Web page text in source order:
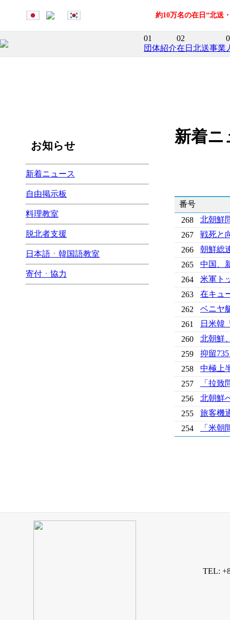
約10万名の在日“北送
01
団体紹介
02
在日北送事業
お知らせ
新着ニュース
自由掲示板
料理教室
脱北者支援
日本語ㆍ韓国語教室
寄付ㆍ協力
新着ニ
番号
268
北朝鮮
267
戦死と
266
朝鮮総
265
中国、
264
米軍ト
263
在キュ
262
ベニヤ
261
日米韓
260
北朝鮮
259
抑留
258
中極上
257
「拉
256
北朝鮮
255
旅客機
254
「米
TEL: